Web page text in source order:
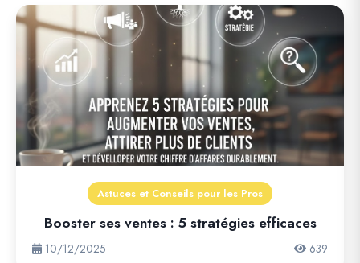
Astuces et Conseils pour les Pros
Booster ses ventes : 5 stratégies efficaces
10/12/2025 639